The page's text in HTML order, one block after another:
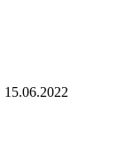
15.06.2022